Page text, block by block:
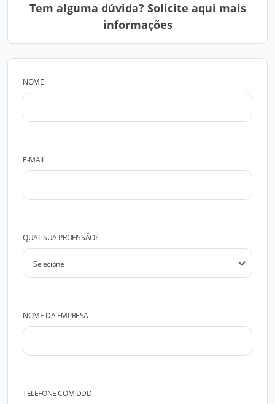
Tem alguma dúvida? Solicite aqui mais
informações
NOME
E-MAIL
QUAL SUA PROFISSÃO?
NOME DA EMPRESA
TELEFONE COM DDD